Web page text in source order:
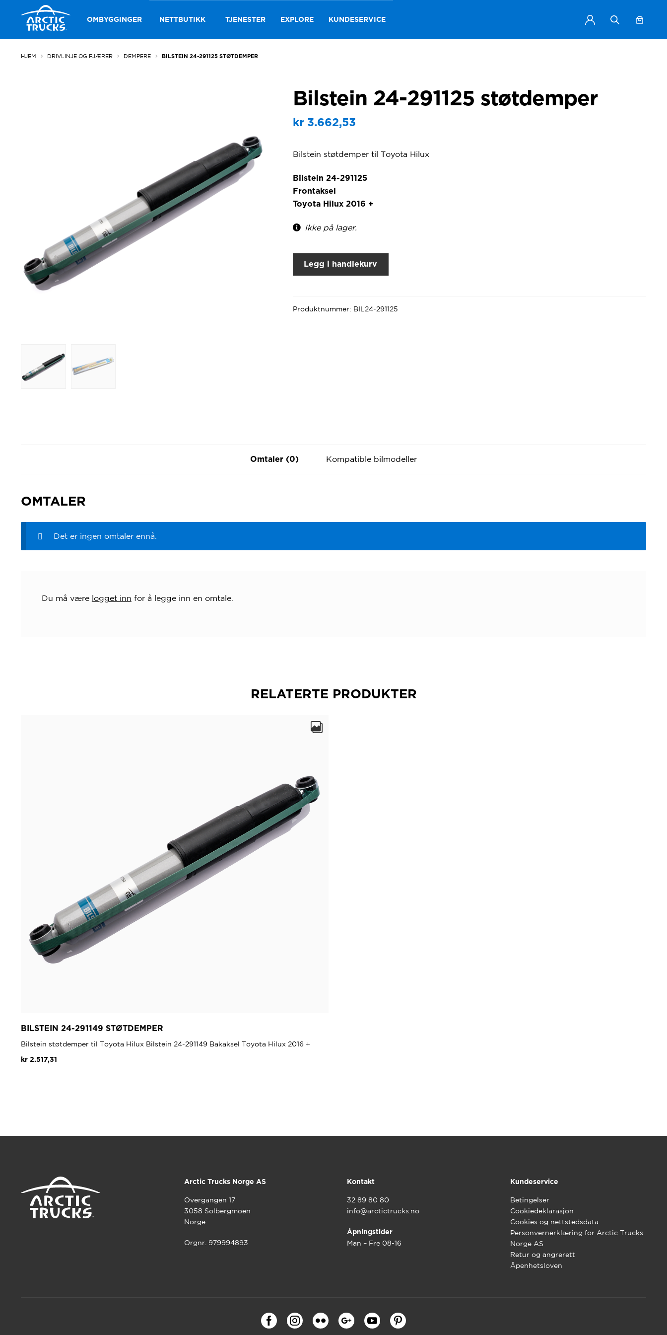
Hopp
til
navigasjon
Hopp
til
innhold
OMBYGGINGER NETTBUTIKK TJENESTER EXPLORE KUNDESERVICE
HJEM DRIVLINJE OG FJÆRER DEMPERE BILSTEIN 24-291125 STØTDEMPER
Bilstein 24-291125 støtdemper
kr3.662,53
Bilstein støtdemper til Toyota Hilux
Bilstein 24-291125
Frontaksel
Toyota Hilux 2016 +
Ikke på lager.
Legg i handlekurv
Produktnummer: BIL24-291125
Omtaler (0) Kompatible bilmodeller
OMTALER
Det er ingen omtaler ennå.
Du må være logget inn for å legge inn en omtale.
RELATERTE PRODUKTER
BILSTEIN 24-291149 STØTDEMPER
Bilstein støtdemper til Toyota Hilux Bilstein 24-291149 Bakaksel Toyota Hilux 2016 +
kr 2.517,31
Arctic Trucks Norge AS
Overgangen 17
3058 Solbergmoen
Norge
Orgnr. 979994893
Kontakt
32 89 80 80
info@arctictrucks.no
Åpningstider
Man – Fre 08-16
Kundeservice
Betingelser
Cookiedeklarasjon
Cookies og nettstedsdata
Personvernerklæring for Arctic Trucks
Norge AS
Retur og angrerett
Åpenhetsloven